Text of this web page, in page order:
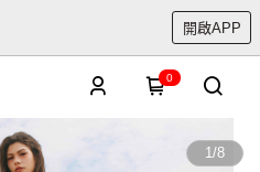
開啟APP
0
1/8